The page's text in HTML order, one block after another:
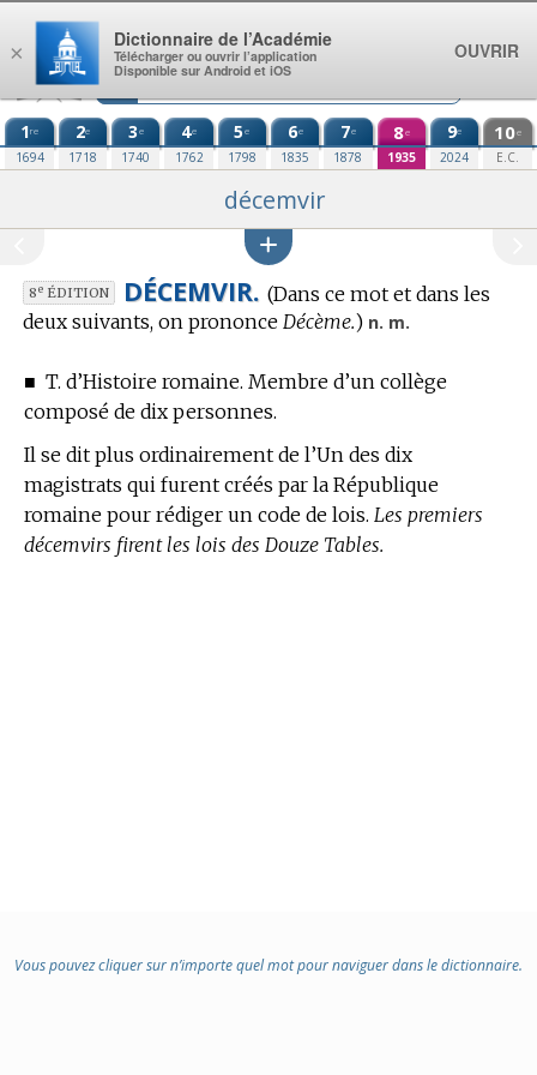
Aller au contenu
1re
1694
2e
1718
3e
1740
4e
1762
5e
1798
6e
1835
7e
1878
8e
1935
9e
2024
10e
E.C.
décemvir
8eÉDITION DÉCEMVIR. (Dans ce mot et dans les
deux suivants, on prononce Décème.) n. m.
■ T. d’Histoire romaine. Membre d’un collège
composé de dix personnes.
Il se dit plus ordinairement de l’Un des dix
magistrats qui furent créés par la République
romaine pour rédiger un code de lois. Les premiers
décemvirs firent les lois des Douze Tables.
Vous pouvez cliquer sur n’importe quel mot pour naviguer dans le dictionnaire.
×
Dictionnaire de l’Académie
Télécharger ou ouvrir l’application
Disponible sur Android et iOS
OUVRIR